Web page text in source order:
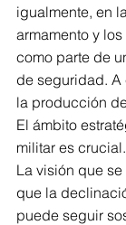
igualmente, en
armamento y
como parte de
de seguridad. A
la producción
El ámbito
militar es crucial.
La visión que
que la
puede seguir